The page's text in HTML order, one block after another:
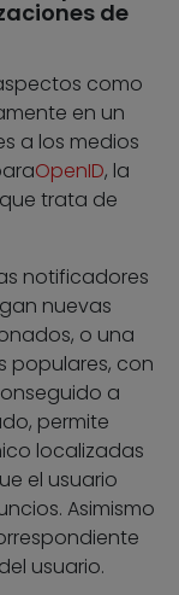
de
como
en un
a los medios
OpenID, la
trata de
notificadores
nuevas
o una
populares, con
a
permite
localizadas
el usuario
Asimismo
usuario.